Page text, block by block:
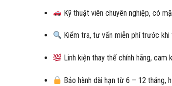
Kỹ thuật viên chuyên nghiệp, có
Kiểm tra, tư vấn miễn phí trước khi
Linh kiện thay thế chính hãng,
Bảo hành dài hạn từ 6 – 12 tháng,